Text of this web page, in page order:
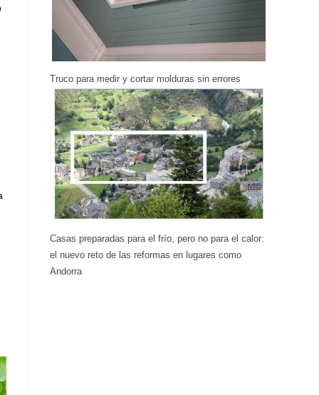
Truco para medir y cortar molduras sin errores
Casas preparadas para el frío, pero no para el calor:
el nuevo reto de las reformas en lugares como
Andorra